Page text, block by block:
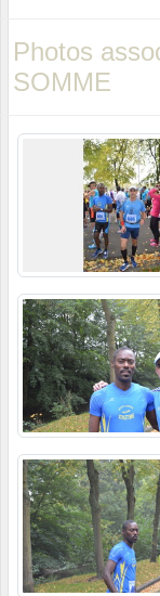
Photos
SOMME